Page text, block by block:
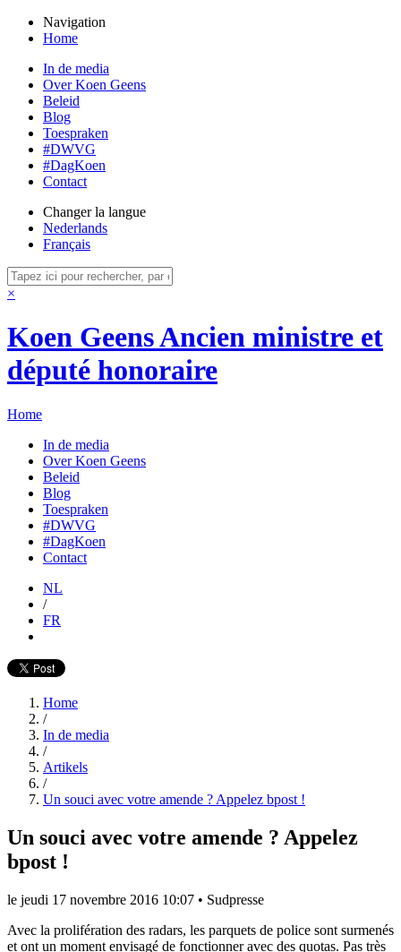
Navigation
Home
In de media
Over Koen Geens
Beleid
Blog
Toespraken
#DWVG
#DagKoen
Contact
Changer la langue
Nederlands
Français
×
Koen GeensAncien ministre et
député honoraire
Home
In de media
Over Koen Geens
Beleid
Blog
Toespraken
#DWVG
#DagKoen
Contact
NL
/
FR
Home
/
In de media
/
Artikels
/
Un souci avec votre amende ? Appelez bpost !
Un souci avec votre amende ? Appelez
bpost !
le jeudi 17 novembre 2016 10:07 • Sudpresse
Avec la prolifération des radars, les parquets de police sont surmenés
et ont un moment envisagé de fonctionner avec des quotas. Pas très